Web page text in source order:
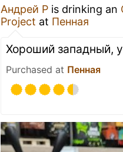
Андрей Р is drinking an
Project at Пенная
Хороший западный,
Purchased at Пенная